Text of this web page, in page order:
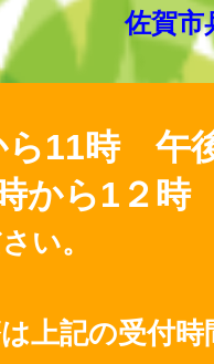
佐賀市
ら11時 午
から1２時
い。
上記の受付時